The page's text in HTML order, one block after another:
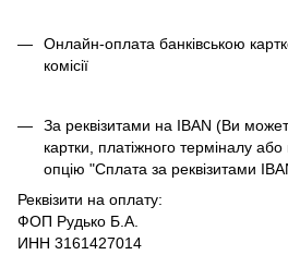
Онлайн-оплата банківською
комісії
За реквізитами на IBAN (Ви
картки, платіжного терміналу
опцію "Сплата за реквізитами
Реквізити на оплату:
ФОП Рудько Б.А.
ИНН 3161427014